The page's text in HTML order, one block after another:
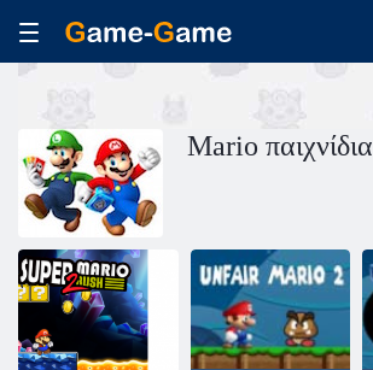
Mario παιχνίδια